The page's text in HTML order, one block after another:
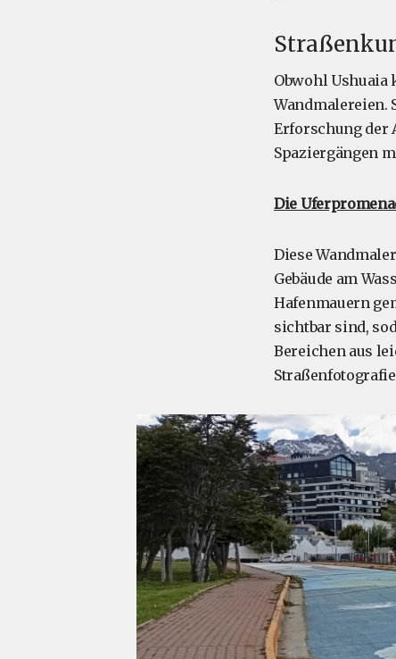
Obwohl Ushuaia
Wandmalereien.
Erforschung der
Spaziergängen
Die
Diese
Gebäude am
Hafenmauern
sichtbar sind,
Bereichen aus